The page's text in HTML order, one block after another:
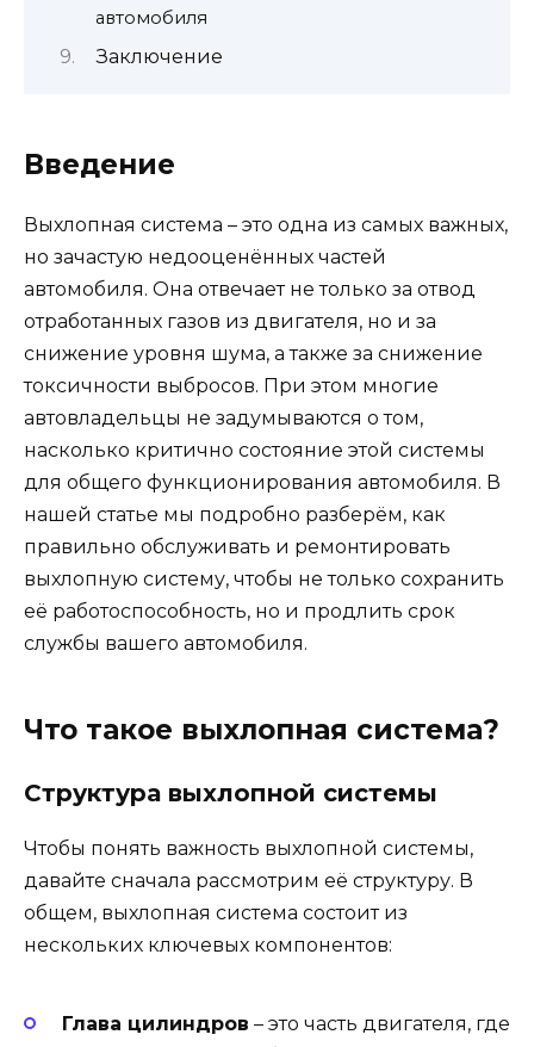
автомобиля
Заключение
Введение
Выхлопная система – это одна из самых важных,
но зачастую недооценённых частей
автомобиля. Она отвечает не только за отвод
отработанных газов из двигателя, но и за
снижение уровня шума, а также за снижение
токсичности выбросов. При этом многие
автовладельцы не задумываются о том,
насколько критично состояние этой системы
для общего функционирования автомобиля. В
нашей статье мы подробно разберём, как
правильно обслуживать и ремонтировать
выхлопную систему, чтобы не только сохранить
её работоспособность, но и продлить срок
службы вашего автомобиля.
Что такое выхлопная система?
Структура выхлопной системы
Чтобы понять важность выхлопной системы,
давайте сначала рассмотрим её структуру. В
общем, выхлопная система состоит из
нескольких ключевых компонентов:
Глава цилиндров – это часть двигателя, где